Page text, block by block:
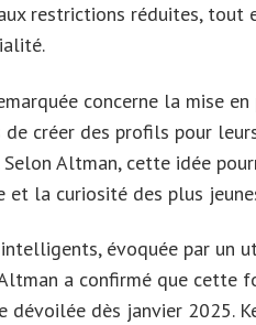
restrictions réduites,
concerne la mise
créer des profils pour
Altman, cette idée
et la curiosité des plus
intelligents, évoquée par
Altman a confirmé que
dévoilée dès janvier 2025.